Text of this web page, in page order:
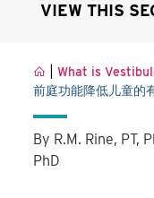
VIEW THIS
|What is
前庭功能降低儿童的
By R.M. Rine, PT,
PhD